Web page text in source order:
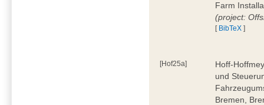
Farm
(project:
[ BibTeX ]
[Hof25a]
Hoff-
und
Bremen,